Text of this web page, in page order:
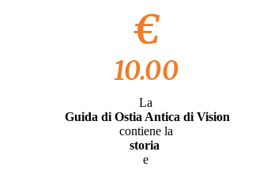
€
10.00
La
Guida di Ostia Antica di Vision
contiene la
storia
e